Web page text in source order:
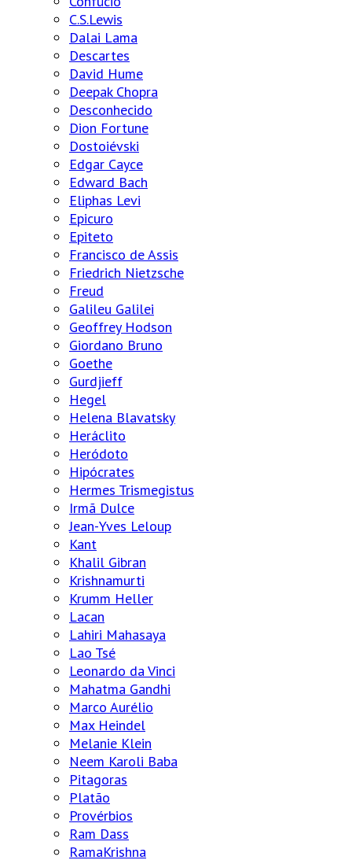
C.S.Lewis
Dalai Lama
Descartes
David Hume
Deepak Chopra
Desconhecido
Dion Fortune
Dostoiévski
Edgar Cayce
Edward Bach
Eliphas Levi
Epicuro
Epiteto
Francisco de Assis
Friedrich Nietzsche
Freud
Galileu Galilei
Geoffrey Hodson
Giordano Bruno
Goethe
Gurdjieff
Hegel
Helena Blavatsky
Heráclito
Heródoto
Hipócrates
Hermes Trismegistus
Irmã Dulce
Jean-Yves Leloup
Kant
Khalil Gibran
Krishnamurti
Krumm Heller
Lacan
Lahiri Mahasaya
Lao Tsé
Leonardo da Vinci
Mahatma Gandhi
Marco Aurélio
Max Heindel
Melanie Klein
Neem Karoli Baba
Pitagoras
Platão
Provérbios
Ram Dass
RamaKrishna